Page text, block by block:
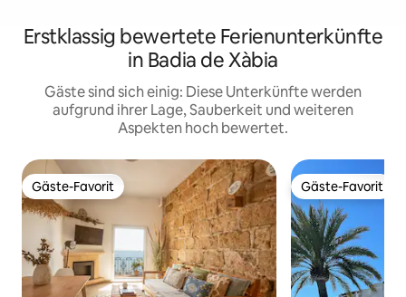
Erstklassig bewertete Ferienunterkünfte
in Badia de Xàbia
Gäste sind sich einig: Diese Unterkünfte werden
aufgrund ihrer Lage, Sauberkeit und weiteren
Aspekten hoch bewertet.
Gäste-Favorit
Gäste-Favorit Gäste-Favorit
Gäste-Favorit